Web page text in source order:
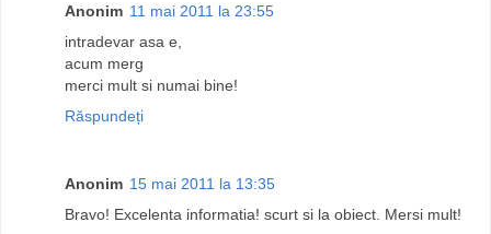
Anonim 11 mai 2011 la 23:55
intradevar asa e,
acum merg
merci mult si numai bine!
Răspundeți
Anonim 15 mai 2011 la 13:35
Bravo! Excelenta informatia! scurt si la obiect. Mersi mult!